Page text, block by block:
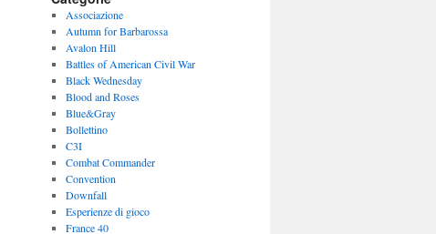
Associazione
Autumn for Barbarossa
Avalon Hill
Battles of American Civil War
Black Wednesday
Blood and Roses
Blue&Gray
Bollettino
C3I
Combat Commander
Convention
Downfall
Esperienze di gioco
France 40